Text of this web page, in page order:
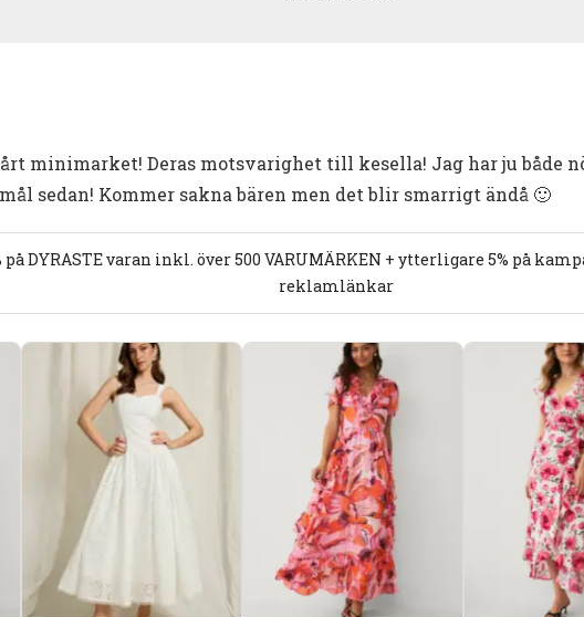
minimarket! Deras motsvarighet till kesella! Jag har ju både
sedan! Kommer sakna bären men det blir smarrigt ändå 🙂
på DYRASTE varan inkl. över 500 VARUMÄRKEN + ytterligare 5% på
reklamlänkar